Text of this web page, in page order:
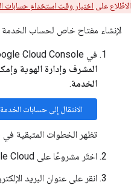
الاطّلاع على اختيار وقت استخدام حسابات
لإنشاء مفتاح خاص لحساب الخدمة
في Google Cloud Console، انتقِل إلى "القائمة"
المشرف وإدارة الهوية
الخدمة.
الانتقال إلى حسابات الخدمة
تظهر الخطوات المتبقية في Google Cloud Console.
اختَر مشروعًا على Google Cloud.
انقر على عنوان البريد